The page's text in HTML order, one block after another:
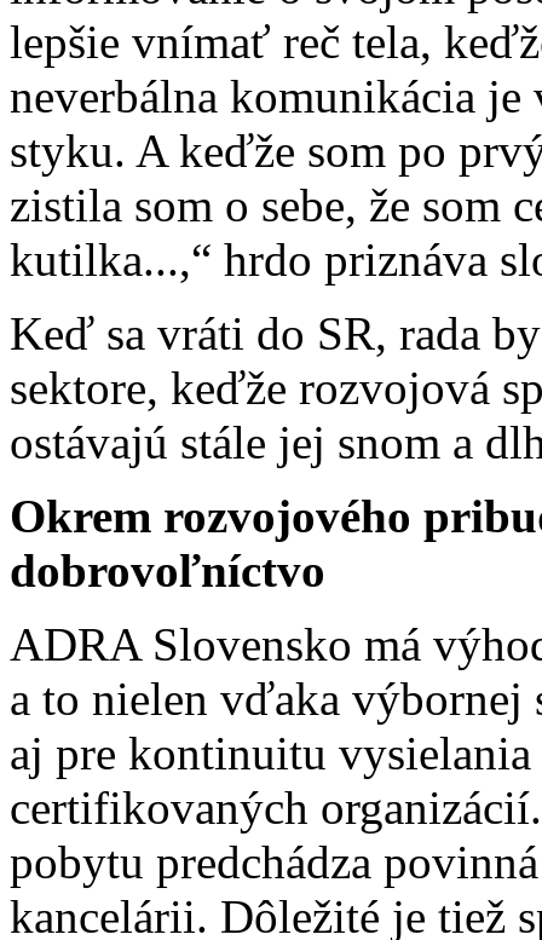
lepšie vnímať reč tela,
neverbálna komunikácia
styku. A keďže som po
zistila som o sebe, že som
kutilka...,“ hrdo priznáva
Keď sa vráti do SR, rada
sektore, keďže rozvojová
ostávajú stále jej snom a
Okrem rozvojového
dobrovoľníctvo
ADRA Slovensko má
a to nielen vďaka výbornej
aj pre kontinuitu
certifikovaných
pobytu predchádza
kancelárii. Dôležité je tiež